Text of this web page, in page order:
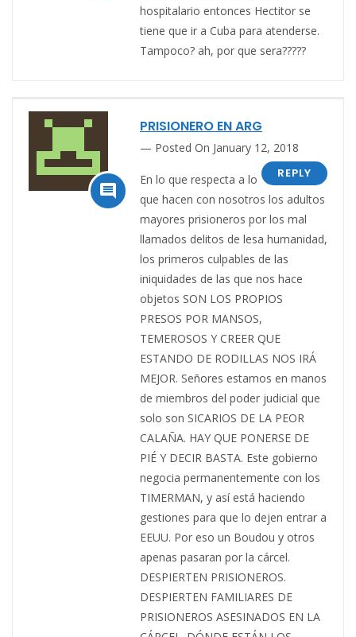
hospitalario entonces Hectitor se
tiene que ir a Cuba para atenderse.
Tampoco? ah, por que sera?????

PRISIONERO EN ARG
Posted On January 12, 2018
REPLY
En lo que respecta a lo
que hacen con nosotros los adultos
mayores prisioneros por los mal
llamados delitos de lesa humanidad,
los primeros culpables de las
iniquidades de las que nos hace
objetos SON LOS PROPIOS
PRESOS POR MANSOS,
TEMEROSOS Y CREER QUE
ESTANDO DE RODILLAS NOS IRÁ
MEJOR. Señores estamos en manos
de miembros del poder judicial que
solo son SICARIOS DE LA PEOR
CALAÑA. HAY QUE PONERSE DE
PIÉ Y DECIR BASTA. Este gobierno
negocia permanentemente con los
TIMERMAN, y así está haciendo
gestiones para que lo dejen entrar a
EEUU. Por eso un Boudou y otros
apenas pasaran por la cárcel.
DESPIERTEN PRISIONEROS.
DESPIERTEN FAMILIARES DE
PRISIONEROS ASESINADOS EN LA